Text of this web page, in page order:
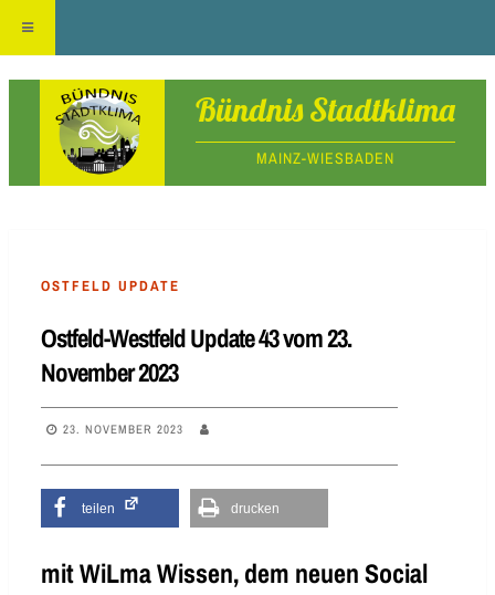
Bündnis Stadtklima
MAINZ-WIESBADEN
OSTFELD UPDATE
Ostfeld-Westfeld Update 43 vom 23.
November 2023
23. NOVEMBER 2023
teilen drucken
mit WiLma Wissen, dem neuen Social